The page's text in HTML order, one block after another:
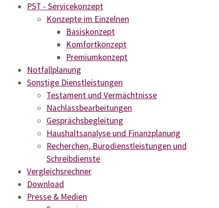
PST - Servicekonzept
Konzepte im Einzelnen
Basiskonzept
Komfortkonzept
Premiumkonzept
Notfallplanung
Sonstige Dienstleistungen
Testament und Vermächtnisse
Nachlassbearbeitungen
Gesprächsbegleitung
Haushaltsanalyse und Finanzplanung
Recherchen, Bürodienstleistungen und
Schreibdienste
Vergleichsrechner
Download
Presse & Medien